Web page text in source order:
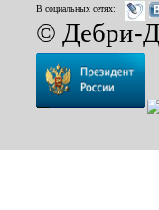
В социальных сетях:
© Дебри-